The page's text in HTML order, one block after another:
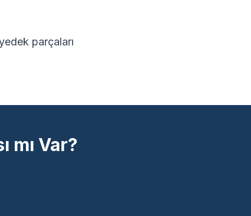
parçaları
mı Var?